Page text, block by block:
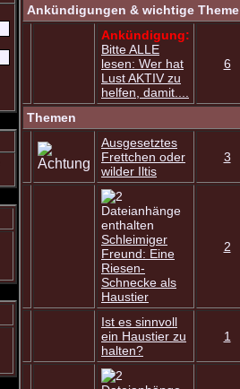
Ankündigungen & wichtige
Ankündigung:
Bitte ALLE
lesen: Wer hat
Lust AKTIV zu
helfen, damit....
6
Themen
Ausgesetztes
Frettchen oder
wilder Iltis
3
Schleimiger
Freund: Eine
Riesen-
Schnecke als
Haustier
2
Ist es sinnvoll
ein Haustier zu
halten?
1